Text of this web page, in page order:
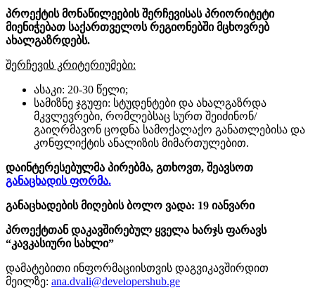
პროექტის მონაწილეების შერჩევისას პრიორიტეტი
მიენიჭებათ საქართველოს რეგიონებში მცხოვრებ
ახალგაზრდებს.
შერჩევის კრიტერიუმები:
ასაკი: 20-30 წელი;
სამიზნე ჯგუფი: სტუდენტები და ახალგაზრდა
მკვლევრები, რომლებსაც სურთ შეიძინონ/
გაიღრმავონ ცოდნა სამოქალაქო განათლებისა და
კონფლიქტის ანალიზის მიმართულებით.
დაინტერესებულმა პირებმა, გთხოვთ, შეავსოთ
განაცხადის ფორმა.
განაცხადების მიღების ბოლო ვადა: 19 იანვარი
პროექტთან დაკავშირებულ ყველა ხარჯს ფარავს
“კავკასიური სახლი”
დამატებითი ინფორმაციისთვის დაგვიკავშირდით
მეილზე: ana.dvali@developershub.ge